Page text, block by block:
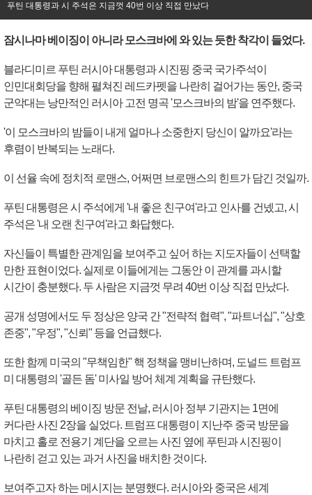
푸틴 대통령과 시 주석은 지금껏 40번 이상 직접 만났다
잠시나마 베이징이 아니라 모스크바에 와 있는 듯한 착각이 들었다.
블라디미르 푸틴 러시아 대통령과 시진핑 중국 국가주석이
인민대회당을 향해 펼쳐진 레드카펫을 나란히 걸어가는 동안, 중국
군악대는 낭만적인 러시아 고전 명곡 '모스크바의 밤'을 연주했다.
'이 모스크바의 밤들이 내게 얼마나 소중한지 당신이 알까요'라는
후렴이 반복되는 노래다.
이 선율 속에 정치적 로맨스, 어쩌면 브로맨스의 힌트가 담긴 것일까.
푸틴 대통령은 시 주석에게 '내 좋은 친구여'라고 인사를 건넸고, 시
주석은 '내 오랜 친구여'라고 화답했다.
자신들이 특별한 관계임을 보여주고 싶어 하는 지도자들이 선택할
만한 표현이었다. 실제로 이들에게는 그동안 이 관계를 과시할
시간이 충분했다. 두 사람은 지금껏 무려 40번 이상 직접 만났다.
공개 성명에서도 두 정상은 양국 간 "전략적 협력", "파트너십", "상호
존중", "우정", "신뢰" 등을 언급했다.
또한 함께 미국의 "무책임한" 핵 정책을 맹비난하며, 도널드 트럼프
미 대통령의 '골든 돔' 미사일 방어 체계 계획을 규탄했다.
푸틴 대통령의 베이징 방문 전날, 러시아 정부 기관지는 1면에
커다란 사진 2장을 실었다. 트럼프 대통령이 지난주 중국 방문을
마치고 홀로 전용기 계단을 오르는 사진 옆에 푸틴과 시진핑이
나란히 걷고 있는 과거 사진을 배치한 것이다.
보여주고자 하는 메시지는 분명했다. 러시아와 중국은 세계